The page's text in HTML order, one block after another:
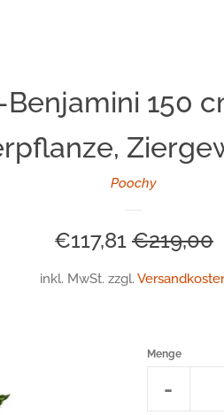
150
Poochy
Sonderpreis
€117,81 Normaler
Preis
€219,00
inkl. MwSt. zzgl.
Menge
-